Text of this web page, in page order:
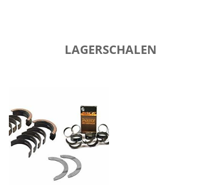
LAGERSCHALEN
Varianten
auf.